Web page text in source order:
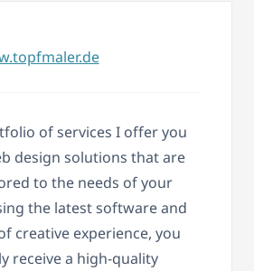
of services I offer you
design solutions that are
to the needs of your
the latest software and
creative experience, you
receive a high-quality